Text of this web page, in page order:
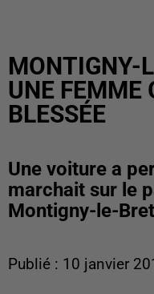
MONTIGNY-
UNE FEMME
BLESSÉE
Une voiture a
marchait sur le
Montigny-le-
Publié : 10 janvier